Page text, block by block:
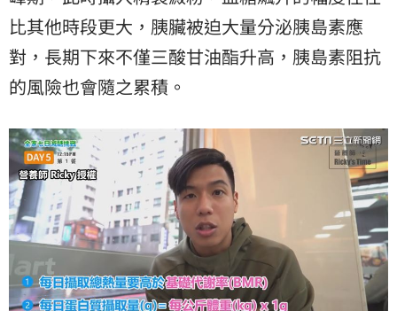
比其他時段更大，胰臟被迫大量分泌胰島素應
對，長期下來不僅三酸甘油酯升高，胰島素阻抗
的風險也會隨之累積。